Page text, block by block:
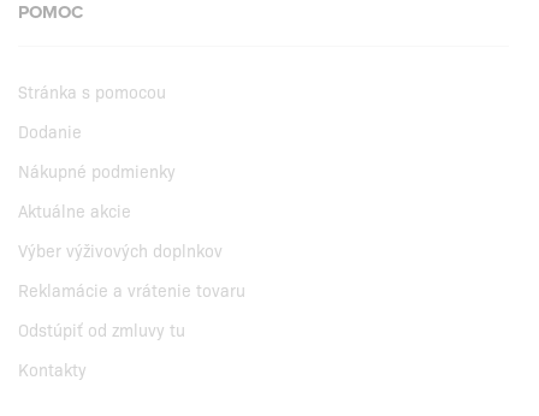
POMOC
Stránka s pomocou
Dodanie
Nákupné podmienky
Aktuálne akcie
Výber výživových doplnkov
Reklamácie a vrátenie tovaru
Odstúpiť od zmluvy tu
Kontakty